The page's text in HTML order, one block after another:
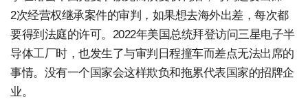
2次经营权继承案件的审判，如果想去海外出差，每次都
要得到法庭的许可。2022年美国总统拜登访问三星电子半
导体工厂时，也发生了与审判日程撞车而差点无法出席的
事情。没有一个国家会这样欺负和拖累代表国家的招牌企
业。